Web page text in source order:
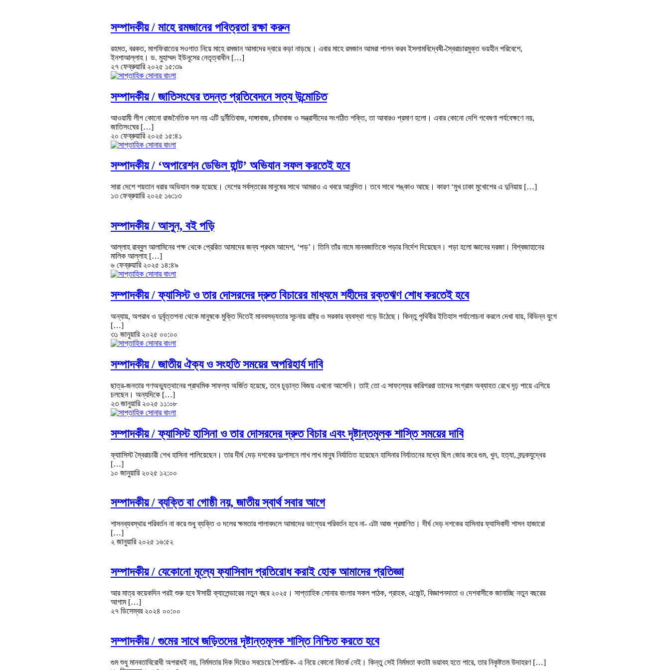
সম্পাদকীয় / মাহে রমজানের পবিত্রতা রক্ষা করুন
রহমত, বরকত, মাগফিরাতের সওগাত নিয়ে মাহে রমজান আমাদের দ্বারে কড়া নাড়ছে। এবার মাহে রমজান আমরা পালন করব ইসলামবিদ্বেষী-স্বৈরাচারমুক্ত ভয়হীন পরিবেশে,
ইনশাআল্লাহ। ড. মুহাম্মদ ইউনূসের নেতৃত্বাধীন […]
২৭ ফেব্রুয়ারি ২০২৫ ১৫:৩৯
সম্পাদকীয় / জাতিসংঘের তদন্ত প্রতিবেদনে সত্য উন্মোচিত
আওয়ামী লীগ কোনো রাজনৈতিক দল নয় এটি দুর্নীতিবাজ, দাঙ্গাবাজ, চাঁদাবাজ ও সন্ত্রাসীদের সংগঠিত শক্তি, তা আবারও প্রমাণ হলো। এবার কোনো দেশি গবেষণা পর্যবেক্ষণে নয়,
জাতিসংঘের […]
২০ ফেব্রুয়ারি ২০২৫ ১৫:৪১
সম্পাদকীয় / ‘অপারেশন ডেভিল হান্ট’ অভিযান সফল করতেই হবে
সারা দেশে শয়তান ধরার অভিযান শুরু হয়েছে। দেশের সর্বস্তরের মানুষের সাথে আমরাও এ খবরে আনন্দিত। তবে সাথে শঙ্কাও আছে। কারণ ‘মুখ ঢাকা মুখোশের এ দুনিয়ায় […]
১৩ ফেব্রুয়ারি ২০২৫ ১৬:১৩
সম্পাদকীয় / আসুন, বই পড়ি
আল্লাহ রাব্বুল আলামিনের পক্ষ থেকে প্রেরিত আমাদের জন্য প্রথম আদেশ, ‘পড়’। তিনি তাঁর নামে মানবজাতিকে পড়ার নির্দেশ দিয়েছেন। পড়া হলো জ্ঞানের দরজা। বিশ্বজাহানের
মালিক আল্লাহ […]
৬ ফেব্রুয়ারি ২০২৫ ১৪:৪৯
সম্পাদকীয় /ফ্যাসিস্ট ও তার দোসরদের দ্রুত বিচারের মাধ্যমে শহীদের রক্তঋণ শোধ করতেই হবে
অন্যায়, অপরাধ ও দুর্বৃত্তপনা থেকে মানুষকে মুক্তি দিতেই মানবসভ্যতার সূচনায় রাষ্ট্র ও সরকার ব্যবস্থা গড়ে উঠেছে। কিন্তু পৃথিবীর ইতিহাস পর্যালোচনা করলে দেখা যায়, বিভিন্ন যুগে
[…]
৩১ জানুয়ারি ২০২৫ ০০:০০
সম্পাদকীয় / জাতীয় ঐক্য ও সংহতি সময়ের অপরিহার্য দাবি
ছাত্র-জনতার গণঅভ্যুত্থানের প্রাথমিক সাফল্য অর্জিত হয়েছে, তবে চূড়ান্ত বিজয় এখনো আসেনি। তাই তো এ সাফল্যের কারিগররা তাদের সংগ্রাম অব্যাহত রেখে দৃঢ় পায়ে এগিয়ে
চলছেন। অন্যদিকে […]
২৩ জানুয়ারি ২০২৫ ১১:০৮
সম্পাদকীয় /ফ্যাসিস্ট হাসিনা ও তার দোসরদের দ্রুত বিচার এবং দৃষ্টান্তমূলক শাস্তি সময়ের দাবি
ফ্যাাসিস্ট স্বৈরাচারী শেখ হাসিনা পালিয়েছেন। তার দীর্ঘ দেড় দশকের দুঃশাসনে লাখ লাখ মানুষ নির্যাতিত হয়েছেন হাসিনার নির্যাতনের মধ্যে ছিল জোর করে গুম, খুন, হত্যা, বন্দুকযুদ্ধের
[…]
১০ জানুয়ারি ২০২৫ ১২:০০
সম্পাদকীয় /ব্যক্তি বা গোষ্ঠী নয়, জাতীয় স্বার্থ সবার আগে
শাসনব্যবস্থার পরিবর্তন না করে শুধু ব্যক্তি ও দলের ক্ষমতার পালাবদলে আমাদের ভাগ্যের পরিবর্তন হবে না- এটা আজ প্রমাণিত। দীর্ঘ দেড় দশকের হাসিনার ফ্যাসিবাদী শাসন হাজারো
[…]
২ জানুয়ারি ২০২৫ ১৬:৫২
সম্পাদকীয় / যেকোনো মূল্যে ফ্যাসিবাদ প্রতিরোধ করাই হোক আমাদের প্রতিজ্ঞা
আর মাত্র কয়েকদিন পরই শুরু হবে ঈসায়ী ক্যালেন্ডারের নতুন বছর ২০২৫। সাপ্তাহিক সোনার বাংলার সকল পাঠক, গ্রাহক, এজেন্ট, বিজ্ঞাপনদাতা ও দেশবাসীকে জানাচ্ছি নতুন বছরের
আগাম […]
২৭ ডিসেম্বর ২০২৪ ০০:০০
সম্পাদকীয় /গুমের সাথে জড়িতদের দৃষ্টান্তমূলক শাস্তি নিশ্চিত করতে হবে
গুম শুধু মানবতাবিরোধী অপরাধই নয়, নির্মমতার দিক দিয়েও সবচেয়ে পৈশাচিক- এ নিয়ে কোনো বিতর্ক নেই। কিন্তু সেই নির্মমতা কতটা ভয়াবহ হতে পারে, তার নিকৃষ্টতম উদাহরণ […]